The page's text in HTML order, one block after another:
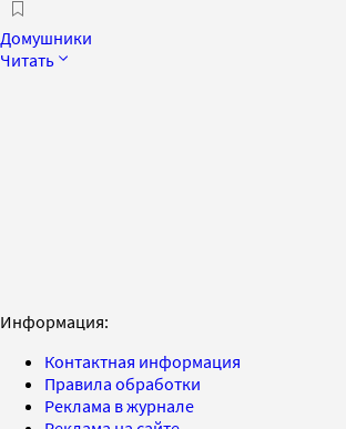
Домушники
Читать
Информация:
Контактная информация
Правила обработки
Реклама в журнале